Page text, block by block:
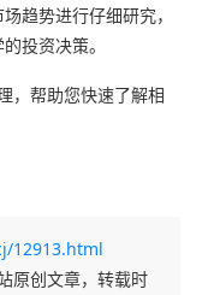
趋势进行仔细研究，
投资决策。
帮助您快速了解相
12913.html
原创文章，转载时